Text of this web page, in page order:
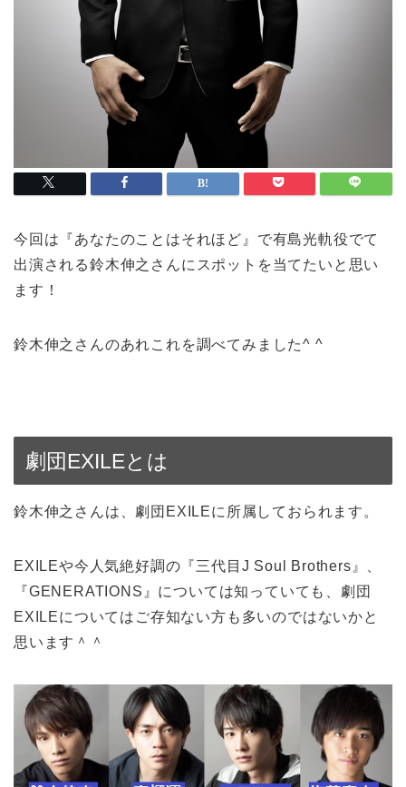
今回は『あなたのことはそれほど』で有島光軌役でて
出演される鈴木伸之さんにスポットを当てたいと思い
ます！
鈴木伸之さんのあれこれを調べてみました^ ^
劇団EXILEとは
鈴木伸之さんは、劇団EXILEに所属しておられます。
EXILEや今人気絶好調の『三代目J Soul Brothers』、
『GENERATIONS』については知っていても、劇団
EXILEについてはご存知ない方も多いのではないかと
思います＾＾